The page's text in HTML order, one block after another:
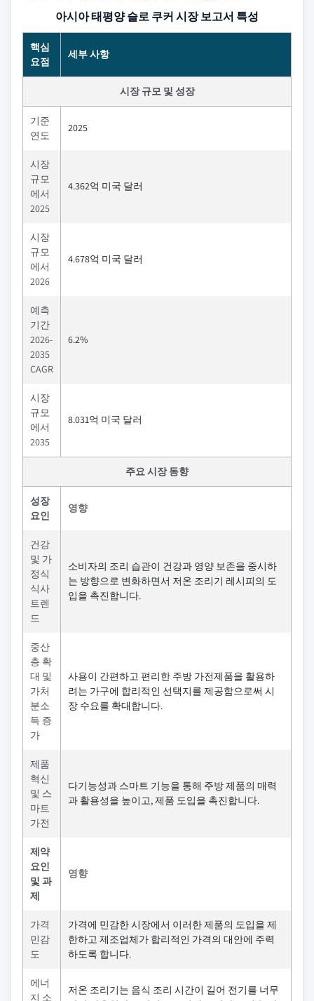
아시아 태평양 슬로 쿠커 시장 보고서 특성
핵심
요점
세부 사항
시장 규모 및 성장
기준
연도
2025
시장
규모
에서
2025
4.362억 미국 달러
시장
규모
에서
2026
4.678억 미국 달러
예측
기간
2026-
2035
CAGR
6.2%
시장
규모
에서
2035
8.031억 미국 달러
주요 시장 동향
성장
요인
영향
건강
및 가
정식
식사
트렌
드
소비자의 조리 습관이 건강과 영양 보존을 중시하
는 방향으로 변화하면서 저온 조리기 레시피의 도
입을 촉진합니다.
중산
층 확
대 및
가처
분소
득 증
가
사용이 간편하고 편리한 주방 가전제품을 활용하
려는 가구에 합리적인 선택지를 제공함으로써 시
장 수요를 확대합니다.
제품
혁신
및 스
마트
가전
다기능성과 스마트 기능을 통해 주방 제품의 매력
과 활용성을 높이고, 제품 도입을 촉진합니다.
제약
요인
및 과
제
영향
가격
민감
도
가격에 민감한 시장에서 이러한 제품의 도입을 제
한하고 제조업체가 합리적인 가격의 대안에 주력
하도록 합니다.
에너
지 소
저온 조리기는 음식 조리 시간이 길어 전기를 너무